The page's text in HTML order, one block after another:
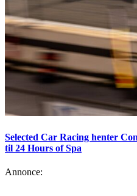
Selected Car Racing henter
til 24 Hours of Spa
Annonce: